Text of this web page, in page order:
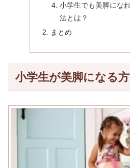
小学生でも美脚にな
法とは？
まとめ
小学生が美脚になる